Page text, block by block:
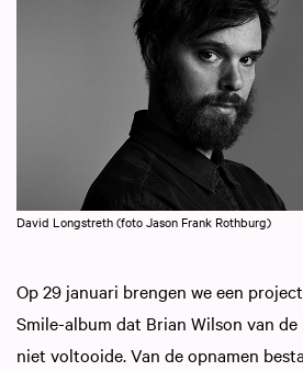
David Longstreth (foto Jason Frank Rothburg)
Op 29 januari brengen we een
Smile-album dat Brian Wilson van
niet voltooide. Van de opnamen